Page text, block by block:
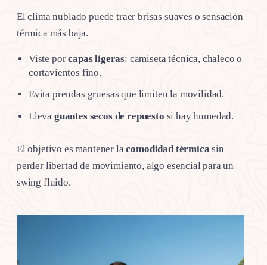
El clima nublado puede traer brisas suaves o sensación
térmica más baja.
Viste porcapas ligeras: camiseta técnica, chaleco o
cortavientos fino.
Evita prendas gruesas que limiten la movilidad.
Lleva guantes secos de repuesto si hay humedad.
El objetivo es mantener lacomodidad térmicasin
perder libertad de movimiento, algo esencial para un
swing fluido.